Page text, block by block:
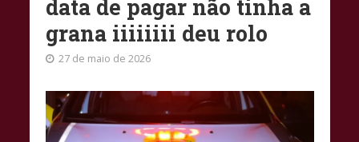
data de pagar não tinha a
grana iiiiiiii deu rolo
27 de maio de 2026